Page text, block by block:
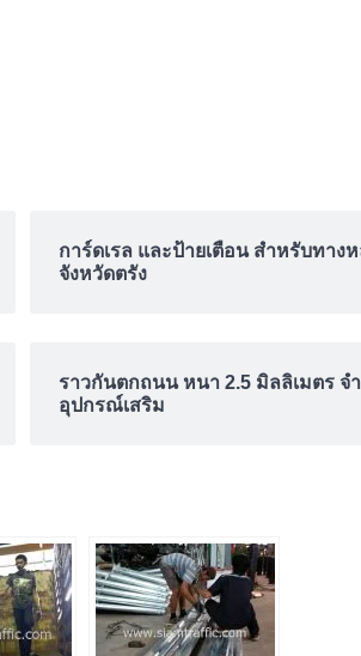
การ์ดเรล และป้ายเตือน สำหรับทาง
จังหวัดตรัง
ราวกันตกถนน หนา 2.5 มิลลิเมตร จ
อุปกรณ์เสริม